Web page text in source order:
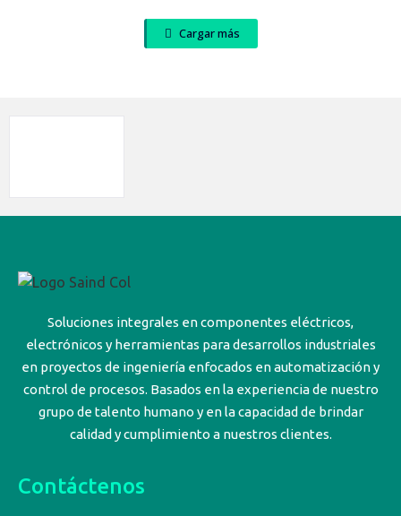
Cargar más
Soluciones integrales en componentes eléctricos,
electrónicos y herramientas para desarrollos industriales
en proyectos de ingeniería enfocados en automatización y
control de procesos. Basados en la experiencia de nuestro
grupo de talento humano y en la capacidad de brindar
calidad y cumplimiento a nuestros clientes.
Contáctenos